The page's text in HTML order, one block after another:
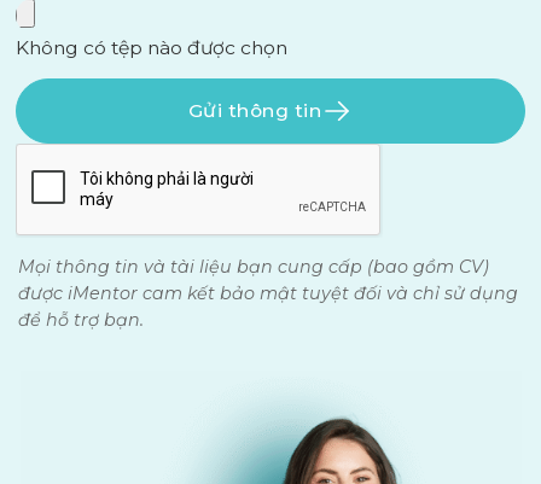
Không có tệp nào được chọn
Gửi thông tin
Mọi thông tin và tài liệu bạn cung cấp (bao gồm CV)
được iMentor cam kết bảo mật tuyệt đối và chỉ sử dụng
để hỗ trợ bạn.